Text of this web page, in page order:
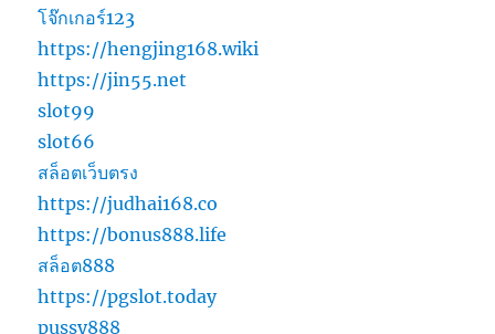
โจ๊กเกอร์123
https://hengjing168.wiki
https://jin55.net
slot99
slot66
สล็อตเว็บตรง
https://judhai168.co
https://bonus888.life
สล็อต888
https://pgslot.today
pussy888